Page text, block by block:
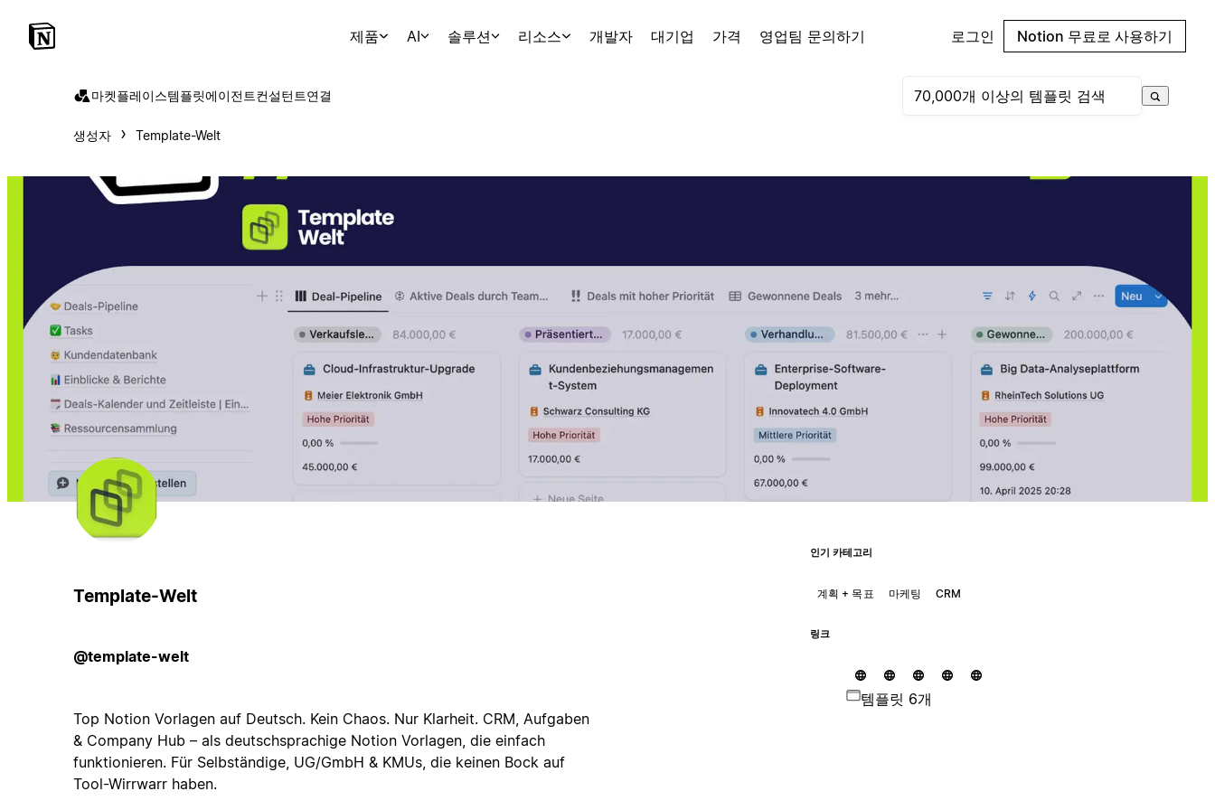
제품 AI 솔루션 리소스 개발자 대기업 가격 영업팀 문의하기 로그인 Notion 무료로 사용하기
마켓플레이스템플릿에이전트컨설턴트연결
생성자 Template-Welt
Template-Welt
@template-welt
Top Notion Vorlagen auf Deutsch. Kein Chaos. Nur Klarheit. CRM, Aufgaben
& Company Hub – als deutschsprachige Notion Vorlagen, die einfach
funktionieren. Für Selbständige, UG/GmbH & KMUs, die keinen Bock auf
Tool-Wirrwarr haben.
인기 카테고리
계획 + 목표 마케팅 CRM
링크
템플릿 6개